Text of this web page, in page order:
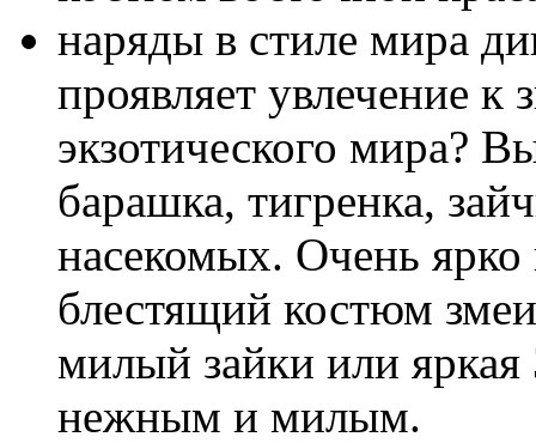
наряды в стиле мира
проявляет увлечение к
экзотического мира?
барашка, тигренка,
насекомых. Очень ярко
блестящий костюм
милый зайки или яркая
нежным и милым.